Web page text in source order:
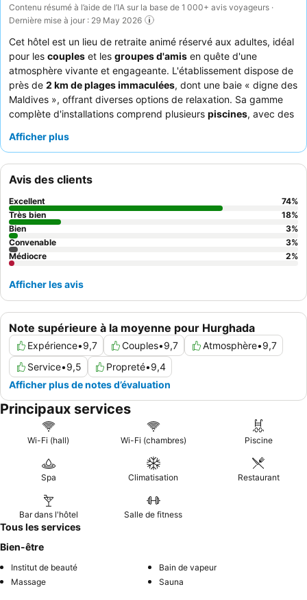
Contenu résumé à l’aide de l’IA sur la base de 1 000+ avis voyageurs ·
Dernière mise à jour : 29 May 2026
Cet hôtel est un lieu de retraite animé réservé aux adultes, idéal
pour les couples et les groupes d'amis en quête d'une
atmosphère vivante et engageante. L'établissement dispose de
près de 2 km de plages immaculées, dont une baie « digne des
Maldives », offrant diverses options de relaxation. Sa gamme
complète d'installations comprend plusieurs piscines, avec des
d'espace pour tous. Les clients louent constamment le
culinaires diverses et de haute qualité, le
burger boulevardétant des points forts particuliers. Pour une
expérience plus calme, les clients peuvent demander des
chambres donnant sur le jardin, et l'option pratique de
départ
tardif
Afficher plus
Note supérieure à la moyenne pour Hurghada
Expérience•9,7 Couples•9,7 Atmosphère•9,7
Service•9,5 Propreté•9,4
Afficher plus de notes d’évaluation
Avis des clients
Excellent 74%
Très bien
18%
Bien
3%
Convenable
3%
Médiocre
2%
Afficher les avis
Principaux services
Wi-Fi (hall) Wi-Fi (chambres) Piscine
Spa Climatisation Restaurant
Bar dans l'hôtel Salle de fitness
Tous les services
Bien-être
Institut de beauté
Bain de vapeur
Massage
Sauna